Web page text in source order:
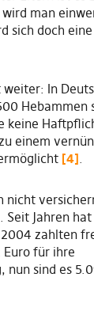
man
sich doch
In
Hebammen
keine
einem
[4].
nicht
Jahren hat
zahlten
für ihre
sind es